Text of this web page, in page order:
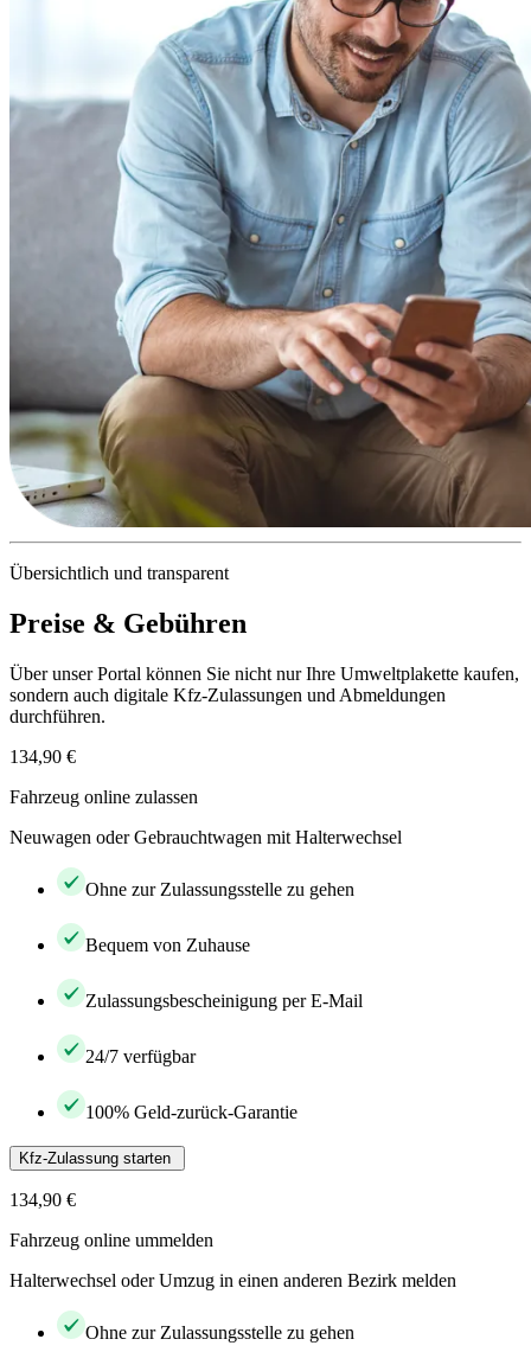
Übersichtlich und transparent
Preise & Gebühren
Über unser Portal können Sie nicht nur Ihre Umweltplakette kaufen,
sondern auch digitale Kfz-Zulassungen und Abmeldungen
durchführen.
134,90 €
Fahrzeug online zulassen
Neuwagen oder Gebrauchtwagen mit Halterwechsel
Ohne zur Zulassungsstelle zu gehen
Bequem von Zuhause
Zulassungsbescheinigung per E-Mail
24/7 verfügbar
100% Geld-zurück-Garantie
Kfz-Zulassung starten
134,90 €
Fahrzeug online ummelden
Halterwechsel oder Umzug in einen anderen Bezirk melden
Ohne zur Zulassungsstelle zu gehen